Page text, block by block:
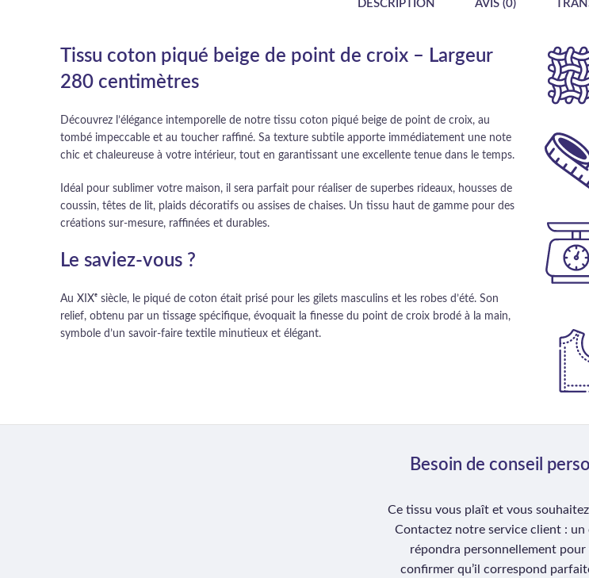
DESCRIPTION AVIS (0)
Tissu coton piqué beige de point de croix – Largeur
280 centimètres
Découvrez l’élégance intemporelle de notre tissu coton piqué beige de point de croix, au
tombé impeccable et au toucher raffiné. Sa texture subtile apporte immédiatement une note
chic et chaleureuse à votre intérieur, tout en garantissant une excellente tenue dans le temps.
Idéal pour sublimer votre maison, il sera parfait pour réaliser de superbes rideaux, housses de
coussin, têtes de lit, plaids décoratifs ou assises de chaises. Un tissu haut de gamme pour des
créations sur-mesure, raffinées et durables.
Le saviez-vous ?
Au XIXᵉ siècle, le piqué de coton était prisé pour les gilets masculins et les robes d’été. Son
relief, obtenu par un tissage spécifique, évoquait la finesse du point de croix brodé à la main,
symbole d’un savoir-faire textile minutieux et élégant.
Besoin de conseil
Ce tissu vous plaît et vous
Contactez notre service client : un
répondra personnellement pour
confirmer qu’il correspond